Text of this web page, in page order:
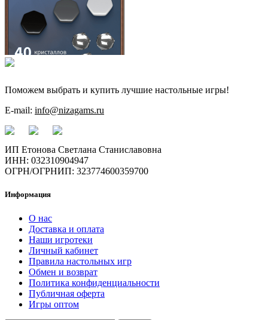
Поможем выбрать и купить лучшие настольные игры!
E-mail: info@nizagams.ru
ИП Етонова Светлана Станиславовна
ИНН: 032310904947
ОГРН/ОГРНИП: 323774600359700
Информация
О нас
Доставка и оплата
Наши игротеки
Личный кабинет
Правила настольных игр
Обмен и возврат
Политика конфиденциальности
Публичная оферта
Игры оптом